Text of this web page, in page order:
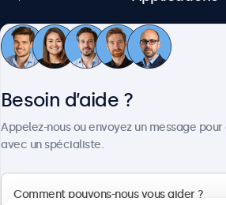
Service client
Besoin d’aide ?
Appelez-nous ou envoyez un message
avec un spécialiste.